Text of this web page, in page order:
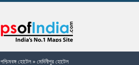
পশ্চিমবঙ্গ হোটেল» মেদিনীপুর হোটেল